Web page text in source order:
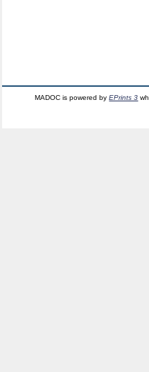
MADOC is powered byEPrints 3